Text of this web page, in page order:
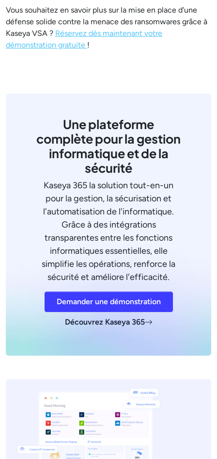
Vous souhaitez en savoir plus sur la mise en place d'une
défense solide contre la menace des ransomwares grâce à
Kaseya VSA ? Réservez dès maintenant votre
démonstration gratuite !
Une plateforme
complète pour la gestion
informatique et de la
sécurité
Kaseya 365 la solution tout-en-un
pour la gestion, la sécurisation et
l'automatisation de l'informatique.
Grâce à des intégrations
transparentes entre les fonctions
informatiques essentielles, elle
simplifie les opérations, renforce la
sécurité et améliore l'efficacité.
Demander une démonstration
Découvrez Kaseya 365